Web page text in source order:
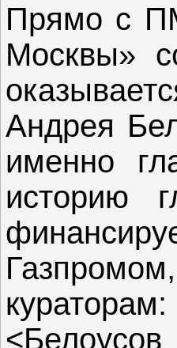
Прямо с
Москвы»
Андрея
именно
историю
кураторам: